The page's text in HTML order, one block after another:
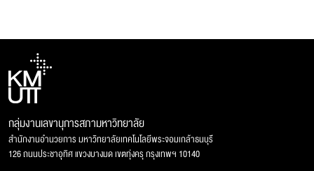
กลุ่มงานเลขานุการสภามหาวิทยาลัย
สำนักงานอำนวยการ มหาวิทยาลัยเทคโนโลยีพระจอมเกล้าธนบุรี
126 ถนนประชาอุทิศ แขวงบางมด เขตทุ่งครุ กรุงเทพฯ 10140